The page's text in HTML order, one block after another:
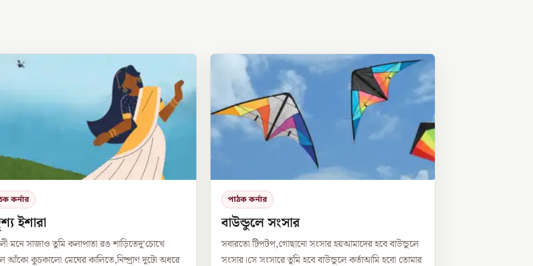
কর্নার
ইশারা
মনে সাজাও তুমি কলাপাতা রঙ শাড়িতেদু’চোখে
আঁকো কুচকালো মেঘের কালিতে,নিষ্প্রাণ দুটো অধরে
পাঠক কর্নার
বাউন্ডুলে সংসার
সবারতো টিপটপ,গোছানো সংসার হয়আমাদের হবে বাউন্ডুলে
সংসার।সে সংসারে তুমি হবে বাউন্ডুলে কর্তাআমি হবো তোমার